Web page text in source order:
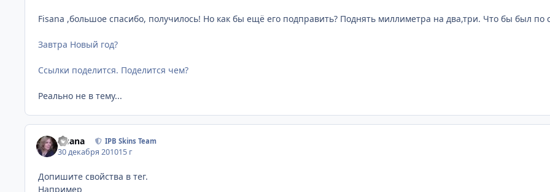
Fisana ,большое спасибо, получилось! Но как бы ещё его подправить? Поднять миллиметра на два,три. Что бы был по
Завтра Новый год?
Ссылки поделится. Поделится чем?
Реально не в тему...
Fisana IPB Skins Team
30 декабря 201015 г
Допишите свойства в тег.
Например